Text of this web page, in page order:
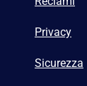
Privacy
Sicurezza